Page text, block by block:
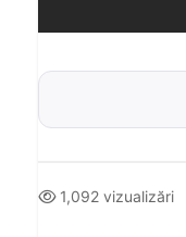
1,092 vizualizări